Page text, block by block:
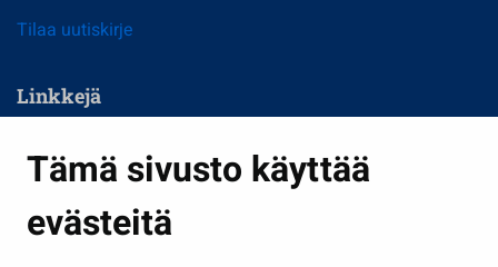
Tämä sivusto käyttää
evästeitä
Tilaa uutiskirje
Linkkejä
Kasvatus ja opetus
Kulttuuri ja liikunta